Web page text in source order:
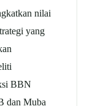
nilai
yang
BBN
dan Muba